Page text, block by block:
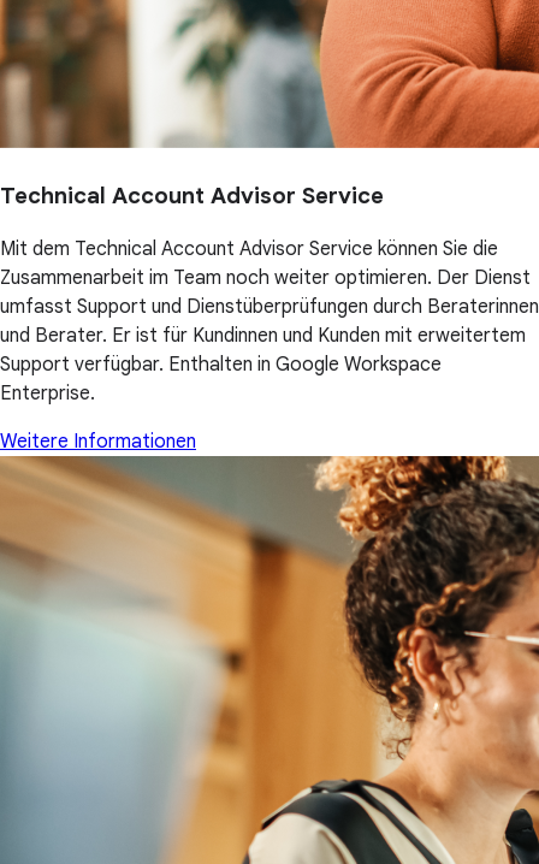
Technical Account Advisor Service
Mit dem Technical Account Advisor Service können Sie die
Zusammenarbeit im Team noch weiter optimieren. Der Dienst
umfasst Support und Dienstüberprüfungen durch Beraterinnen
und Berater. Er ist für Kundinnen und Kunden mit erweitertem
Support verfügbar. Enthalten in Google Workspace
Enterprise.
Weitere Informationen